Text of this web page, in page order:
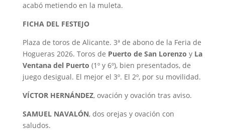
acabó metiendo en la muleta.
FICHA DEL FESTEJO
Plaza de toros de Alicante. 3ª de abono de la Feria de
Hogueras 2026. Toros de Puerto de San Lorenzo y La
Ventana del Puerto (1º y 6º), bien presentados, de
juego desigual. El mejor el 3º. El 2º, por su movilidad.
VÍCTOR HERNÁNDEZ, ovación y ovación tras aviso.
SAMUEL NAVALÓN, dos orejas y ovación con
saludos.